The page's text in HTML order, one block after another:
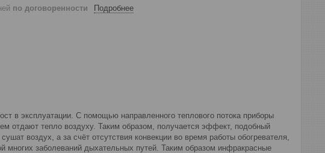
по договоренности Подробнее
в эксплуатации. С помощью направленного теплового потока приборы
отдают тепло воздуху. Таким образом, получается эффект, подобный
воздух, а за счёт отсутствия конвекции во время работы обогревателя,
многих заболеваний дыхательных путей. Таким образом инфракрасные